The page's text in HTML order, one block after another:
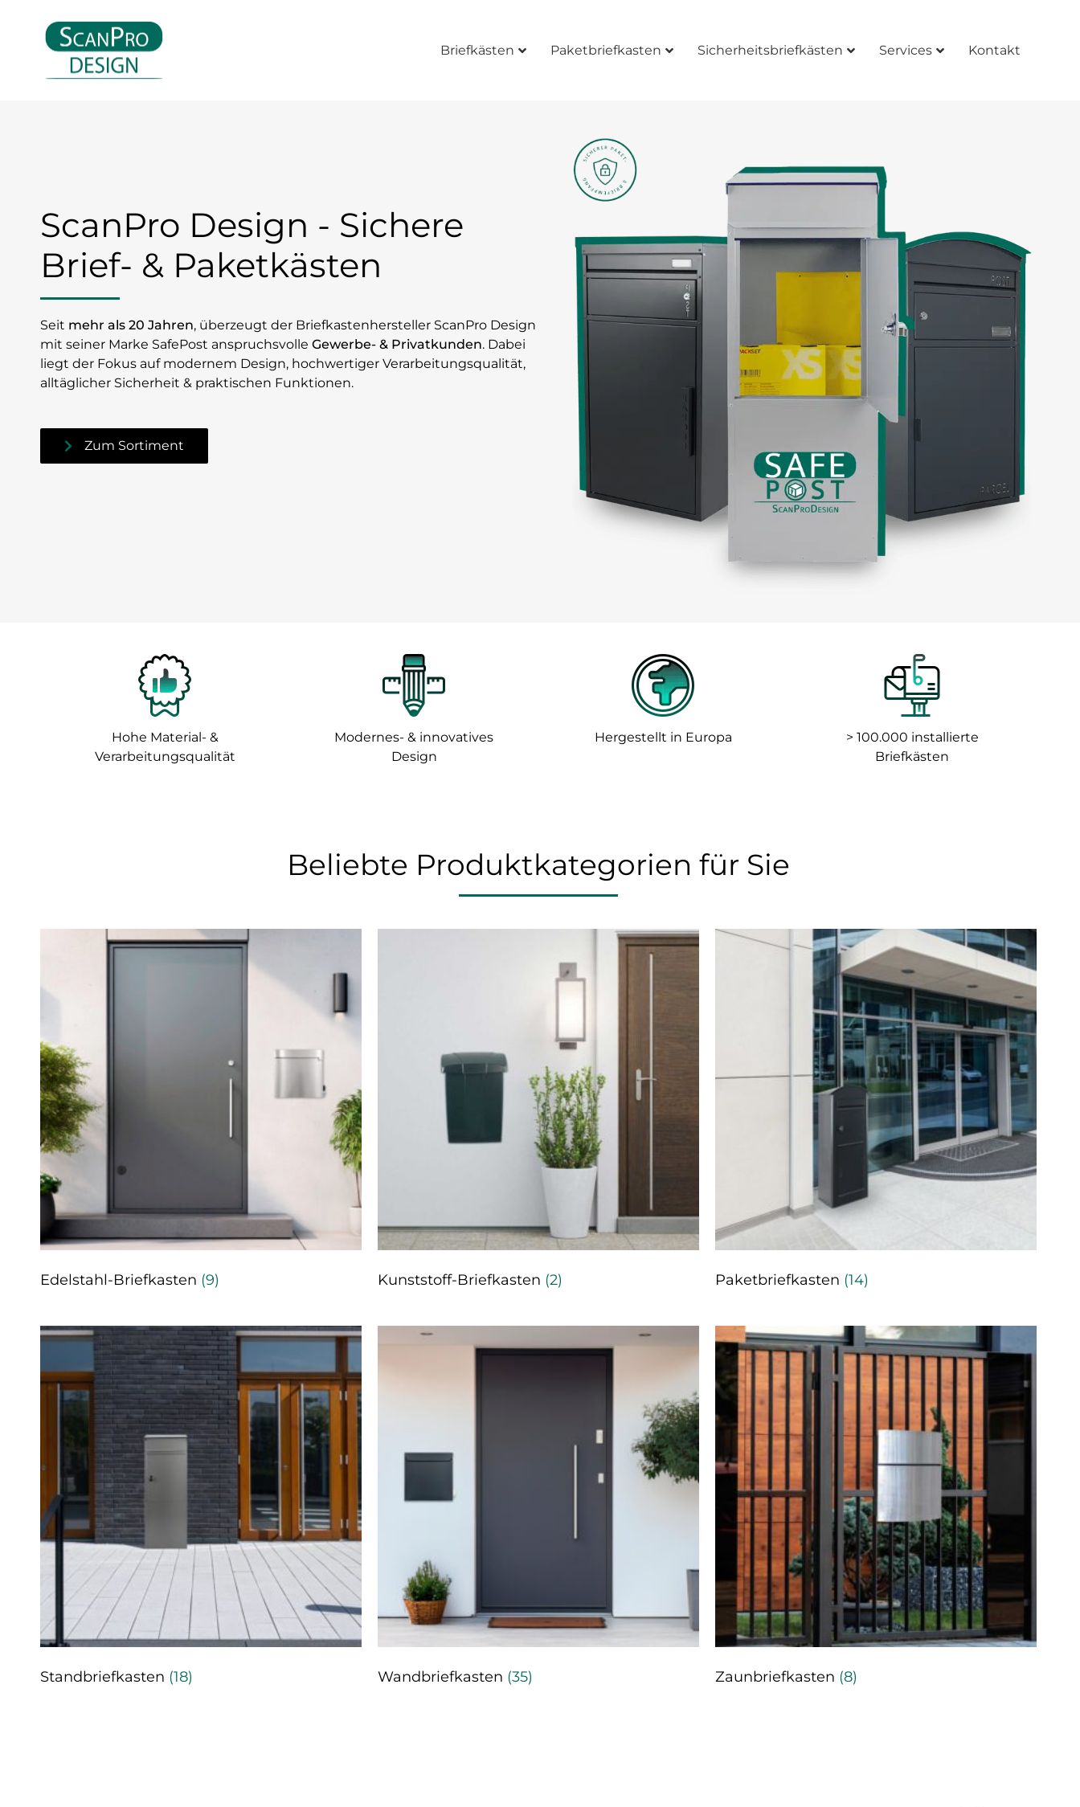
Briefkästen Paketbriefkasten – Sicherheitsbriefkästen Services Kontakt
ScanPro Design - Sichere
Brief- & Paketkästen
Seit mehr als 20 Jahren, überzeugt der Briefkastenhersteller ScanPro Design
mit seiner Marke SafePost anspruchsvolle Gewerbe- & Privatkunden. Dabei
liegt der Fokus auf modernem Design, hochwertiger Verarbeitungsqualität,
alltäglicher Sicherheit & praktischen Funktionen.
Zum Sortiment
Hohe Material- &
Verarbeitungsqualität
Modernes- & innovatives
Design
Hergestellt in Europa
> 100.000 installierte
Briefkästen
Beliebte Produktkategorien für Sie
Edelstahl-Briefkasten (9) Kunststoff-Briefkasten (2) Paketbriefkasten (14)
Standbriefkasten (18) Wandbriefkasten (35) Zaunbriefkasten (8)